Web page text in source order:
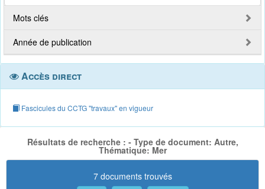
Mots clés
Année de publication
Accès direct
Fascicules du CCTG "travaux" en vigueur
Résultats de recherche : - Type de document: Autre,
Thématique: Mer
7 documents trouvés